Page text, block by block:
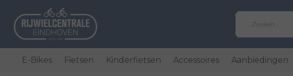
E-Bikes Fietsen Kinderfietsen Accessoires Aanbiedingen